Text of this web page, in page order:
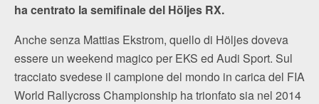
ha centrato la semifinale del Höljes RX.
Anche senza Mattias Ekstrom, quello di Höljes doveva
essere un weekend magico per EKS ed Audi Sport. Sul
tracciato svedese il campione del mondo in carica del FIA
World Rallycross Championship ha trionfato sia nel 2014